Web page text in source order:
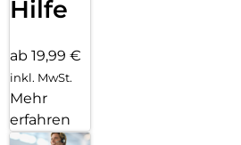
Hilfe
ab 19,99 €
inkl. MwSt.
Mehr
erfahren